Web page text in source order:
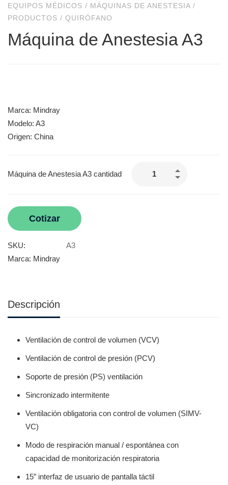
EQUIPOS MÉDICOS / MÁQUINAS DE ANESTESIA /
PRODUCTOS / QUIRÓFANO
Máquina de Anestesia A3
Marca: Mindray
Modelo: A3
Origen: China
Máquina de Anestesia A3 cantidad
Cotizar
SKU:
A3
Marca: Mindray
Descripción
Ventilación de control de volumen (VCV)
Ventilación de control de presión (PCV)
Soporte de presión (PS) ventilación
Sincronizado intermitente
Ventilación obligatoria con control de volumen (SIMV-
VC)
Modo de respiración manual / espontánea con
capacidad de monitorización respiratoria
15″ interfaz de usuario de pantalla táctil